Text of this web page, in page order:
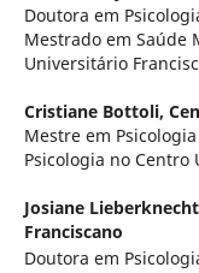
Doutora em
Mestrado em Saúde
Universitário
Cristiane Bottoli,
Mestre em
Psicologia no Centro
Josiane
Franciscano
Doutora em